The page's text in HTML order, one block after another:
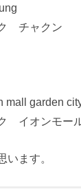
チャクン
mall garden
オンモール
います。